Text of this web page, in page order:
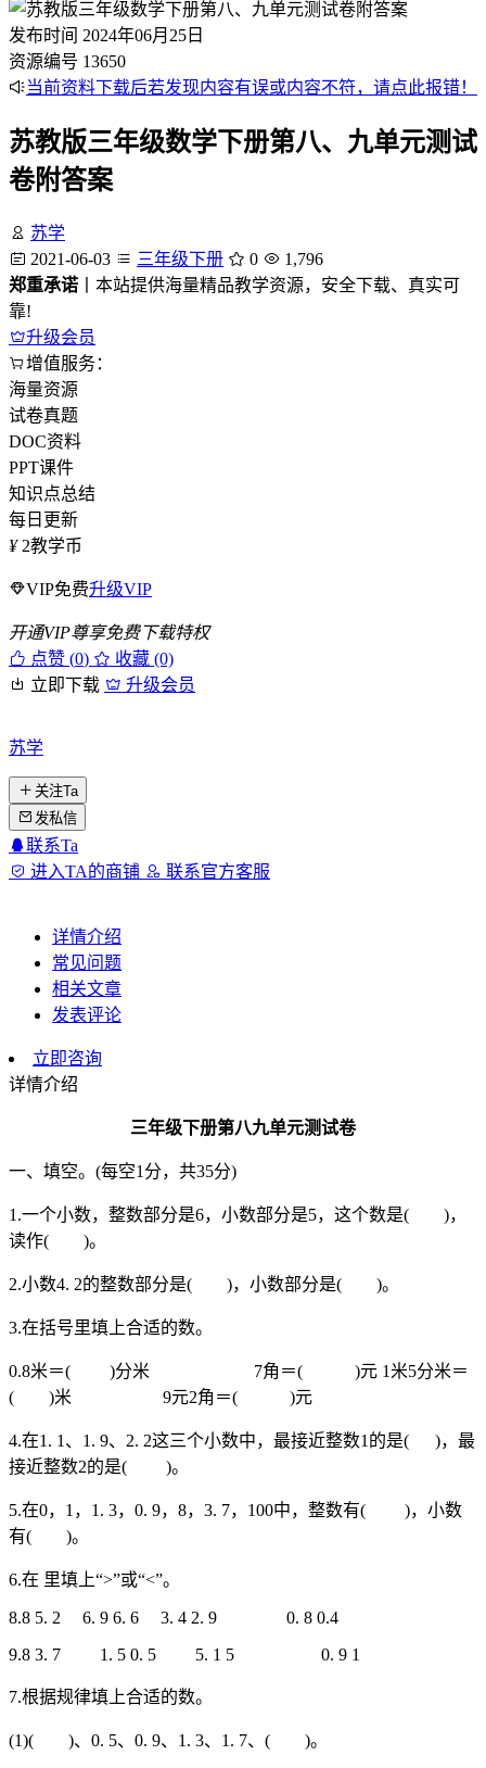
发布时间 2024年06月25日
资源编号 13650
当前资料下载后若发现内容有误或内容不符，请点此报错！
苏教版三年级数学下册第八、九单元测试
卷附答案
苏学
2021-06-03
三年级下册 0
1,796
郑重承诺 丨本站提供海量精品教学资源，安全下载、真实可
靠!
升级会员
增值服务：
海量资源
试卷真题
DOC资料
PPT课件
知识点总结
每日更新
¥ 2教学币
VIP免费升级VIP
开通VIP尊享免费下载特权
点赞 (0)
收藏 (0)
立即下载
升级会员
苏学
关注Ta
发私信
联系Ta
进入TA的商铺
联系官方客服
详情介绍
常见问题
相关文章
发表评论
立即咨询
详情介绍
三年级下册第八九单元测试卷
一、填空。(每空1分，共35分)
1.一个小数，整数部分是6，小数部分是5，这个数是( )，
读作( )。
2.小数4. 2的整数部分是( )，小数部分是( )。
3.在括号里填上合适的数。
0.8米＝( )分米 7角＝( )元 1米5分米＝
( )米 9元2角＝( )元
4.在1. 1、1. 9、2. 2这三个小数中，最接近整数1的是( )，最
接近整数2的是( )。
5.在0，1，1. 3，0. 9，8，3. 7，100中，整数有( )，小数
有( )。
6.在 里填上“>”或“<”。
8.8 5. 2 6. 9 6. 6 3. 4 2. 9 0. 8 0.4
9.8 3. 7 1. 5 0. 5 5. 1 5 0. 9 1
7.根据规律填上合适的数。
(1)( )、0. 5、0. 9、1. 3、1. 7、( )。